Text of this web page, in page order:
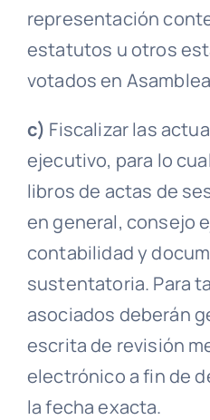
representación
estatutos u otros
votados en Asamblea
c) Fiscalizar las
ejecutivo, para lo
libros de actas de
en general, consejo
contabilidad y
sustentatoria. Para
asociados deberán
escrita de revisión
electrónico a fin de
la fecha exacta.